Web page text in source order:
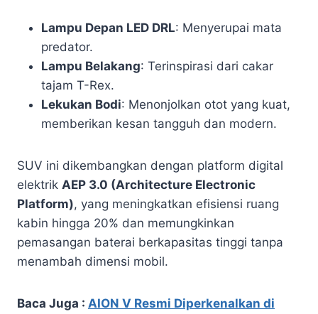
Lampu Depan LED DRL: Menyerupai mata
predator.
Lampu Belakang: Terinspirasi dari cakar
tajam T-Rex.
Lekukan Bodi: Menonjolkan otot yang kuat,
memberikan kesan tangguh dan modern.
SUV ini dikembangkan dengan platform digital
elektrik AEP 3.0 (Architecture Electronic
Platform), yang meningkatkan efisiensi ruang
kabin hingga 20% dan memungkinkan
pemasangan baterai berkapasitas tinggi tanpa
menambah dimensi mobil.
Baca Juga : AION V Resmi Diperkenalkan di